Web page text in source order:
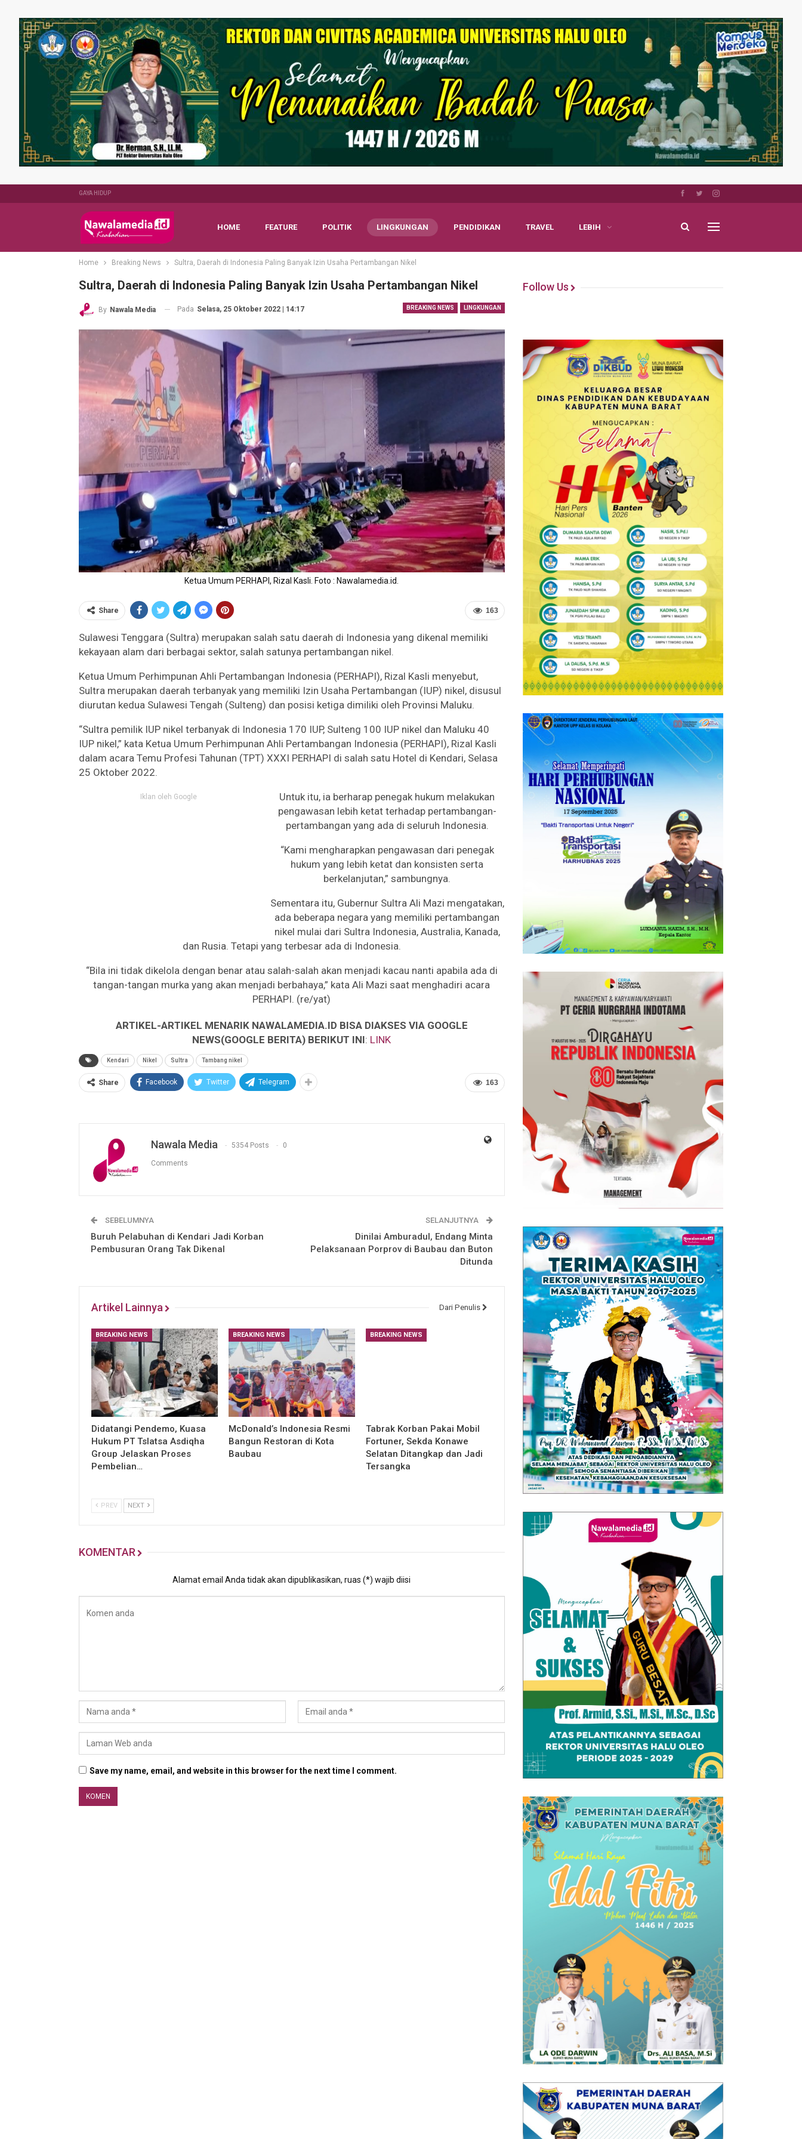
GAYA HIDUP
HOME FEATURE POLITIK LINGKUNGAN PENDIDIKAN TRAVEL LEBIH
Home Breaking News Sultra, Daerah di Indonesia Paling Banyak Izin Usaha Pertambangan Nikel
Sultra, Daerah di Indonesia Paling Banyak Izin Usaha Pertambangan Nikel
BREAKING NEWS LINGKUNGAN
By Nawala Media Pada Selasa, 25 Oktober 2022 | 14:17
Ketua Umum PERHAPI, Rizal Kasli. Foto : Nawalamedia.id.
163
Share
Sulawesi Tenggara (Sultra) merupakan salah satu daerah di Indonesia yang dikenal memiliki
kekayaan alam dari berbagai sektor, salah satunya pertambangan nikel.
Ketua Umum Perhimpunan Ahli Pertambangan Indonesia (PERHAPI), Rizal Kasli menyebut,
Sultra merupakan daerah terbanyak yang memiliki Izin Usaha Pertambangan (IUP) nikel, disusul
diurutan kedua Sulawesi Tengah (Sulteng) dan posisi ketiga dimiliki oleh Provinsi Maluku.
“Sultra pemilik IUP nikel terbanyak di Indonesia 170 IUP, Sulteng 100 IUP nikel dan Maluku 40
IUP nikel,” kata Ketua Umum Perhimpunan Ahli Pertambangan Indonesia (PERHAPI), Rizal Kasli
dalam acara Temu Profesi Tahunan (TPT) XXXI PERHAPI di salah satu Hotel di Kendari, Selasa
25 Oktober 2022.
Iklan oleh Google
Untuk itu, ia berharap penegak hukum melakukan
pengawasan lebih ketat terhadap pertambangan-
pertambangan yang ada di seluruh Indonesia.
“Kami mengharapkan pengawasan dari penegak
hukum yang lebih ketat dan konsisten serta
berkelanjutan,” sambungnya.
Sementara itu, Gubernur Sultra Ali Mazi mengatakan,
ada beberapa negara yang memiliki pertambangan
nikel mulai dari Sultra Indonesia, Australia, Kanada,
dan Rusia. Tetapi yang terbesar ada di Indonesia.
“Bila ini tidak dikelola dengan benar atau salah-salah akan menjadi kacau nanti apabila ada di
tangan-tangan murka yang akan menjadi berbahaya,” kata Ali Mazi saat menghadiri acara
PERHAPI. (re/yat)
ARTIKEL-ARTIKEL MENARIK NAWALAMEDIA.ID BISA DIAKSES VIA GOOGLE
NEWS(GOOGLE BERITA) BERIKUT INI: LINK
Kendari Nikel Sultra Tambang nikel
163
Share Facebook Twitter Telegram
Nawala Media 5354 Posts 0
Comments
SEBELUMNYA
Buruh Pelabuhan di Kendari Jadi Korban
Pembusuran Orang Tak Dikenal
SELANJUTNYA
Dinilai Amburadul, Endang Minta
Pelaksanaan Porprov di Baubau dan Buton
Ditunda
Artikel Lainnya Dari Penulis
BREAKING NEWS
Didatangi Pendemo, Kuasa
Hukum PT Tslatsa Asdiqha
Group Jelaskan Proses
Pembelian…
BREAKING NEWS
McDonald’s Indonesia Resmi
Bangun Restoran di Kota
Baubau
BREAKING NEWS
Tabrak Korban Pakai Mobil
Fortuner, Sekda Konawe
Selatan Ditangkap dan Jadi
Tersangka
PREV NEXT
KOMENTAR
Alamat email Anda tidak akan dipublikasikan, ruas (*) wajib diisi
Save my name, email, and website in this browser for the next time I comment.
Follow Us